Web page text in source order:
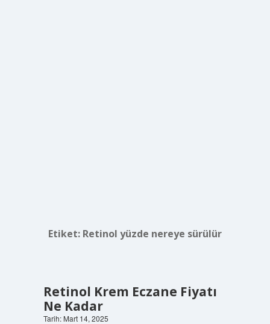
Etiket: Retinol yüzde nereye sürülür
Retinol Krem Eczane Fiyatı
Ne Kadar
Tarih: Mart 14, 2025